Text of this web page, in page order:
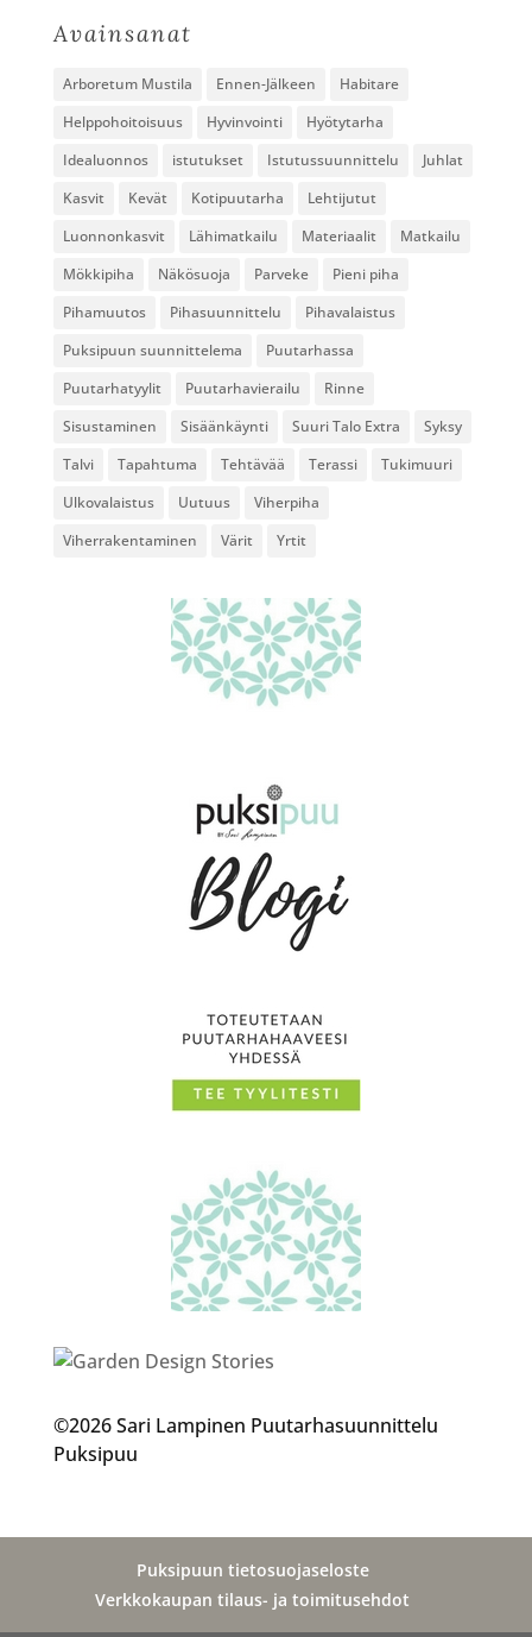
Avainsanat
Arboretum Mustila Ennen-Jälkeen
Habitare
Helppohoitoisuus
Hyvinvointi
Hyötytarha
Idealuonnos
istutukset Istutussuunnittelu
Juhlat
Kasvit
Kevät Kotipuutarha
Lehtijutut
Luonnonkasvit
Lähimatkailu Materiaalit
Matkailu
Mökkipiha
Näkösuoja Parveke
Pieni piha
Pihamuutos
Pihasuunnittelu
Pihavalaistus
Puksipuun suunnittelema
Puutarhassa
Puutarhatyylit
Puutarhavierailu
Rinne
Sisustaminen
Sisäänkäynti Suuri Talo Extra
Syksy
Talvi
Tapahtuma Tehtävää Terassi
Tukimuuri
Ulkovalaistus
Uutuus
Viherpiha
Viherrakentaminen
Värit Yrtit
©2026 Sari Lampinen Puutarhasuunnittelu
Puksipuu
Puksipuun tietosuojaseloste
Verkkokaupan tilaus- ja toimitusehdot